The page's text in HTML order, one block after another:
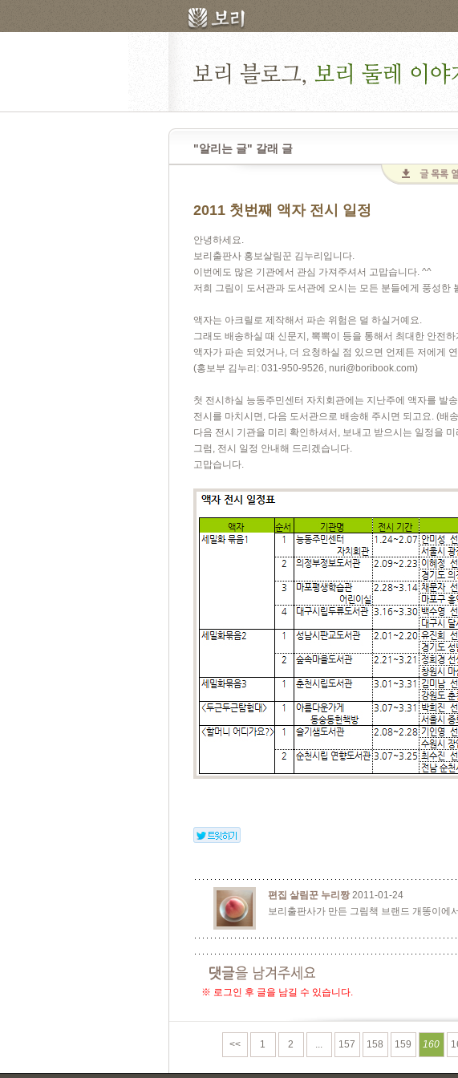
"알리는 글" 갈래 글
2011 첫번째 액자 전시 일정
안녕하세요.
보리출판사 홍보살림꾼 김누리입니다.
이번에도 많은 기관에서 관심 가져주셔서 고맙습니다. ^^
저희 그림이 도서관과 도서관에 오시는 모든 분들에게 풍성한
액자는 아크릴로 제작해서 파손 위험은 덜 하실거예요.
그래도 배송하실 때 신문지, 뽁뽁이 등을 통해서 최대한 안전
액자가 파손 되었거나, 더 요청하실 점 있으면 언제든 저에게
(홍보부 김누리: 031-950-9526, nuri@boribook.com)
첫 전시하실 능동주민센터 자치회관에는 지난주에 액자를 발
전시를 마치시면, 다음 도서관으로 배송해 주시면 되고요. (배
다음 전시 기관을 미리 확인하셔서, 보내고 받으시는 일정을
그럼, 전시 일정 안내해 드리겠습니다.
고맙습니다.
편집 살림꾼 누리짱2011-01-24
보리출판사가 만든 그림책 브랜드 개똥이에
※ 로그인 후 글을 남길 수 있습니다.
<< 1 2 ... 157 158 159 160